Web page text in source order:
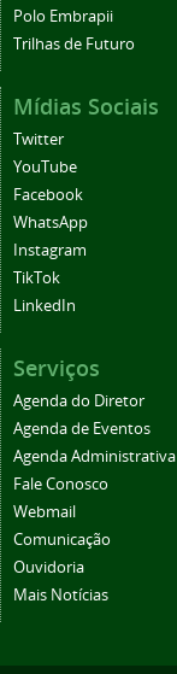
Polo Embrapii
Trilhas de Futuro
Mídias Sociais
Twitter
YouTube
Facebook
WhatsApp
Instagram
TikTok
LinkedIn
Serviços
Agenda do Diretor
Agenda de Eventos
Agenda Administrativa
Fale Conosco
Webmail
Comunicação
Ouvidoria
Mais Notícias